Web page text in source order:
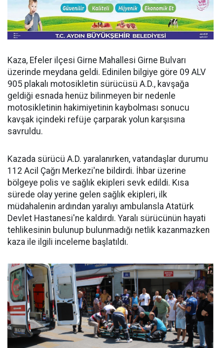
Kaza, Efeler ilçesi Girne Mahallesi Girne Bulvarı
üzerinde meydana geldi. Edinilen bilgiye göre 09 ALV
905 plakalı motosikletin sürücüsü A.D., kavşağa
geldiği esnada henüz bilinmeyen bir nedenle
motosikletinin hakimiyetinin kaybolması sonucu
kavşak içindeki refüje çarparak yolun karşısına
savruldu.
Kazada sürücü A.D. yaralanırken, vatandaşlar durumu
112 Acil Çağrı Merkezi'ne bildirdi. İhbar üzerine
bölgeye polis ve sağlık ekipleri sevk edildi. Kısa
sürede olay yerine gelen sağlık ekipleri, ilk
müdahalenin ardından yaralıyı ambulansla Atatürk
Devlet Hastanesi'ne kaldırdı. Yaralı sürücünün hayati
tehlikesinin bulunup bulunmadığı netlik kazanmazken
kaza ile ilgili inceleme başlatıldı.